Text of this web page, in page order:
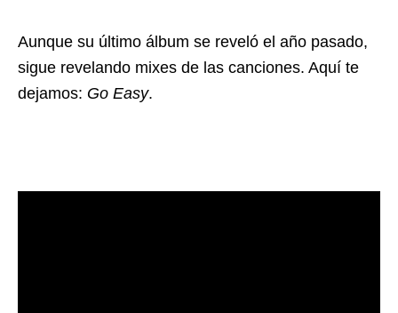
Aunque su último álbum se reveló el año pasado,
sigue revelando mixes de las canciones. Aquí te
dejamos: Go Easy.